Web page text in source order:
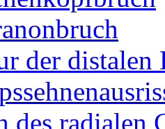
der distalen
des radialen